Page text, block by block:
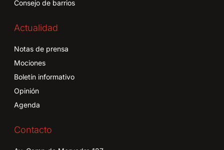
Consejo de barrios
Actualidad
Notas de prensa
Mociones
Boletín informativo
Opinión
Agenda
Contacto